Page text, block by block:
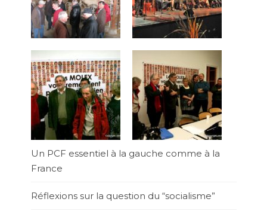
Un PCF essentiel à la gauche comme à la
France
Réflexions sur la question du “socialisme”